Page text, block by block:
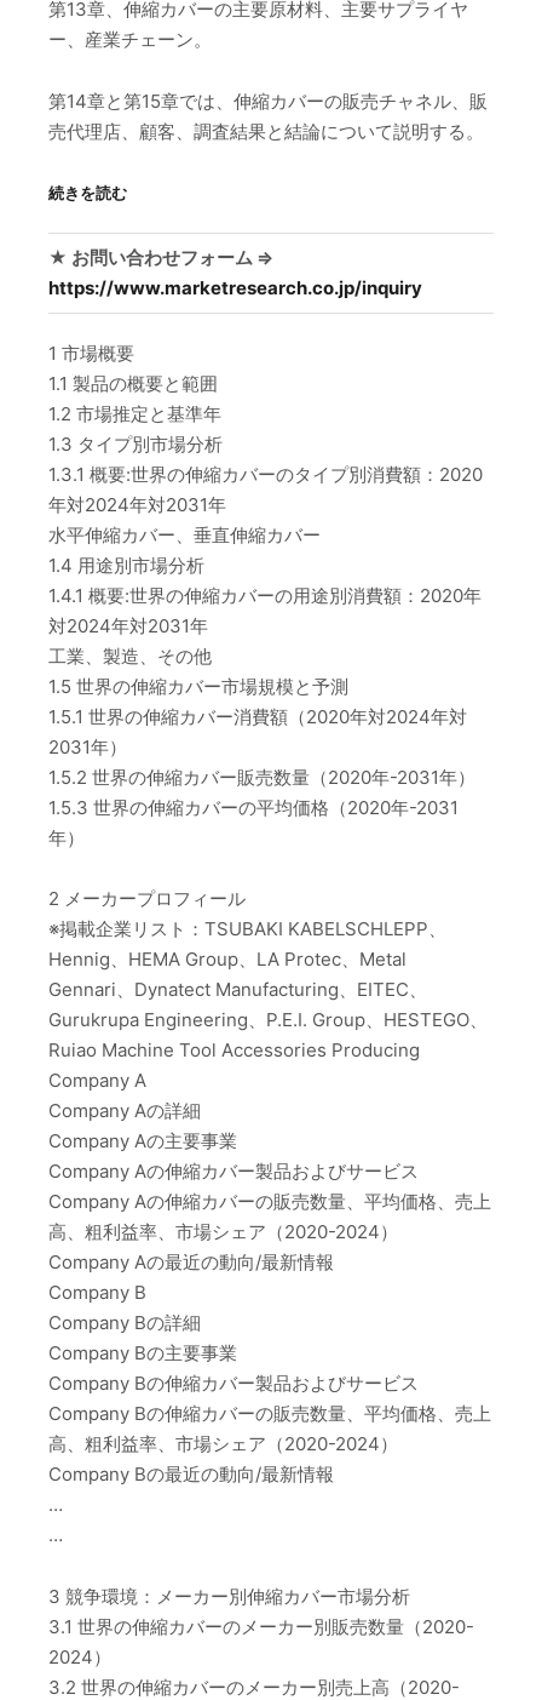
第13章、伸縮カバーの主要原材料、主要サプライヤ
ー、産業チェーン。
第14章と第15章では、伸縮カバーの販売チャネル、販
売代理店、顧客、調査結果と結論について説明する。
続きを読む
★ お問い合わせフォーム ⇒
https://www.marketresearch.co.jp/inquiry
1 市場概要
1.1 製品の概要と範囲
1.2 市場推定と基準年
1.3 タイプ別市場分析
1.3.1 概要:世界の伸縮カバーのタイプ別消費額：2020
年対2024年対2031年
水平伸縮カバー、垂直伸縮カバー
1.4 用途別市場分析
1.4.1 概要:世界の伸縮カバーの用途別消費額：2020年
対2024年対2031年
工業、製造、その他
1.5 世界の伸縮カバー市場規模と予測
1.5.1 世界の伸縮カバー消費額（2020年対2024年対
2031年）
1.5.2 世界の伸縮カバー販売数量（2020年-2031年）
1.5.3 世界の伸縮カバーの平均価格（2020年-2031
年）
2 メーカープロフィール
※掲載企業リスト：TSUBAKI KABELSCHLEPP、
Hennig、HEMA Group、LA Protec、Metal
Gennari、Dynatect Manufacturing、EITEC、
Gurukrupa Engineering、P.E.I. Group、HESTEGO、
Ruiao Machine Tool Accessories Producing
Company A
Company Aの詳細
Company Aの主要事業
Company Aの伸縮カバー製品およびサービス
Company Aの伸縮カバーの販売数量、平均価格、売上
高、粗利益率、市場シェア（2020-2024）
Company Aの最近の動向/最新情報
Company B
Company Bの詳細
Company Bの主要事業
Company Bの伸縮カバー製品およびサービス
Company Bの伸縮カバーの販売数量、平均価格、売上
高、粗利益率、市場シェア（2020-2024）
Company Bの最近の動向/最新情報
…
…
3 競争環境：メーカー別伸縮カバー市場分析
3.1 世界の伸縮カバーのメーカー別販売数量（2020-
2024）
3.2 世界の伸縮カバーのメーカー別売上高（2020-